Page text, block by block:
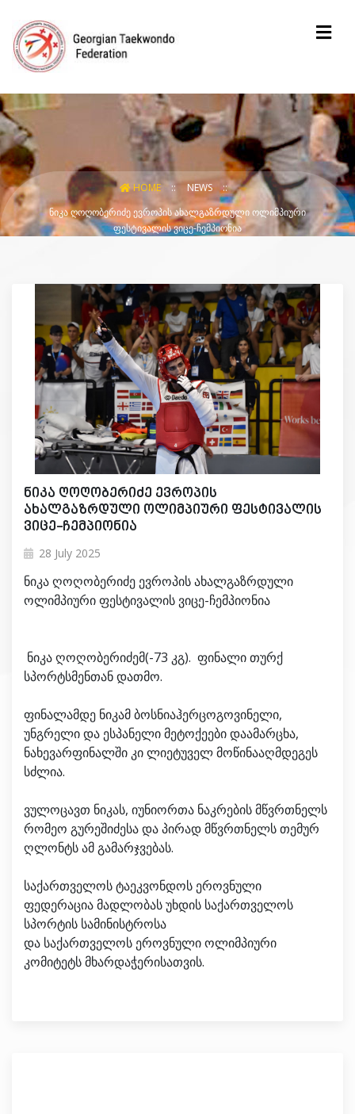
HOME
NEWS
ᲜᲘᲙᲐ ᲦᲝᲦᲝᲑᲔᲠᲘᲫᲔ ᲔᲕᲠᲝᲞᲘᲡ ᲐᲮᲐᲚᲒᲐᲖᲠᲓᲣᲚᲘ ᲝᲚᲘᲛᲞᲘᲣᲠᲘ
ᲤᲔᲡᲢᲘᲕᲐᲚᲘᲡ ᲕᲘᲪᲔ-ᲩᲔᲛᲞᲘᲝᲜᲘᲐ
ნიკა ღოღობერიძე ევროპის
ახალგაზრდული ოლიმპიური ფესტივალის
ვიცე-ჩემპიონია
28 July 2025
ნიკა ღოღობერიძე ევროპის ახალგაზრდული
ოლიმპიური ფესტივალის ვიცე-ჩემპიონია
ნიკა ღოღობერიძემ(-73 კგ). ფინალი თურქ
სპორტსმენთან დათმო.
ფინალამდე ნიკამ ბოსნიაჰერცოგოვინელი,
უნგრელი და ესპანელი მეტოქეები დაამარცხა,
ნახევარფინალში კი ლიეტუველ მოწინააღმდეგეს
სძლია.
ვულოცავთ ნიკას, იუნიორთა ნაკრების მწვრთნელს
რომეო გურეშიძესა და პირად მწვრთნელს თემურ
ღლონტს ამ გამარჯვებას.
საქართველოს ტაეკვონდოს ეროვნული
ფედერაცია მადლობას უხდის საქართველოს
სპორტის სამინისტროსა
და საქართველოს ეროვნული ოლიმპიური
კომიტეტს მხარდაჭერისათვის.